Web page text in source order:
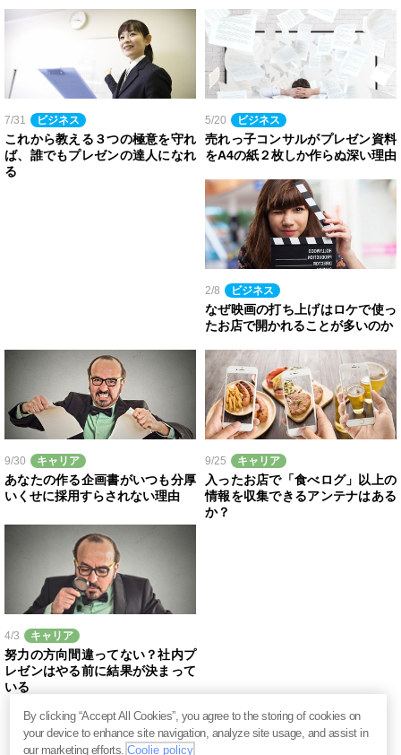
7/31 ビジネス
これから教える３つの極意を守れ
ば、誰でもプレゼンの達人になれ
る
5/20 ビジネス
売れっ子コンサルがプレゼン資料
をA4の紙２枚しか作らぬ深い理由
2/8 ビジネス
なぜ映画の打ち上げはロケで使っ
たお店で開かれることが多いのか
9/30 キャリア
あなたの作る企画書がいつも分厚
いくせに採用すらされない理由
9/25 キャリア
入ったお店で「食べログ」以上の
情報を収集できるアンテナはある
か？
4/3 キャリア
努力の方向間違ってない？社内プ
レゼンはやる前に結果が決まって
いる
By clicking “Accept All Cookies”, you agree to the storing of cookies on
your device to enhance site navigation, analyze site usage, and assist in
our marketing efforts.Coolie policy